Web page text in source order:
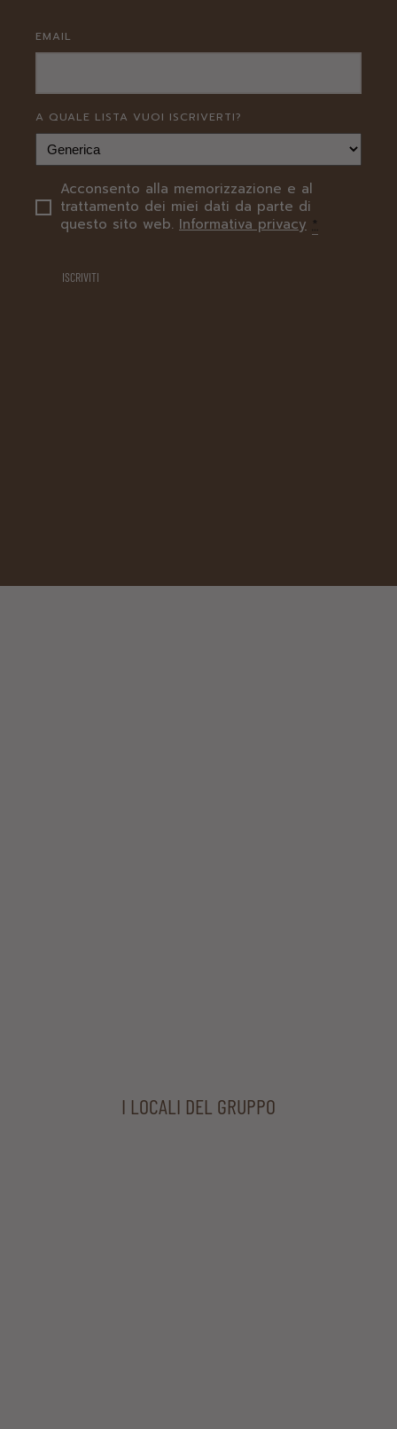
EMAIL
A QUALE LISTA VUOI ISCRIVERTI?
PRIVACY
Acconsento alla memorizzazione e al
trattamento dei miei dati da parte di
questo sito web. Informativa privacy *
I LOCALI DEL GRUPPO